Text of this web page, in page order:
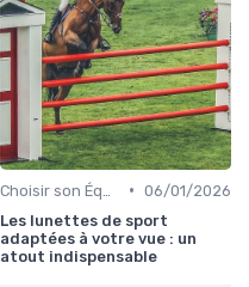
• 06/01/2026
Les lunettes de sport
adaptées à votre vue : un
atout indispensable